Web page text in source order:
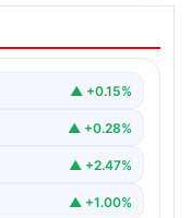
2026: Altın
▲ +0.15%
▲ +0.28%
▲ +2.47%
▲ +1.00%